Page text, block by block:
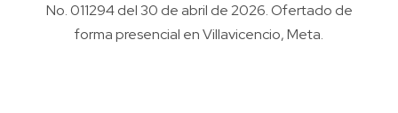
No. 011294 del 30 de abril de 2026. Ofertado de
forma presencial en Villavicencio, Meta.